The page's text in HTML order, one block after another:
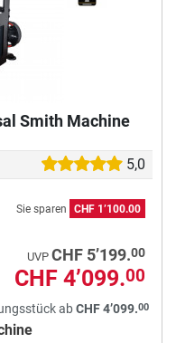
Smith Machine
5,0
Sie sparen CHF 1’100.00
UVP CHF 5’199.00
CHF 4’099.00
abCHF 4’099.00